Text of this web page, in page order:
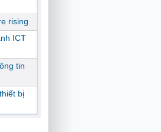
rising
ICT
tin
bị